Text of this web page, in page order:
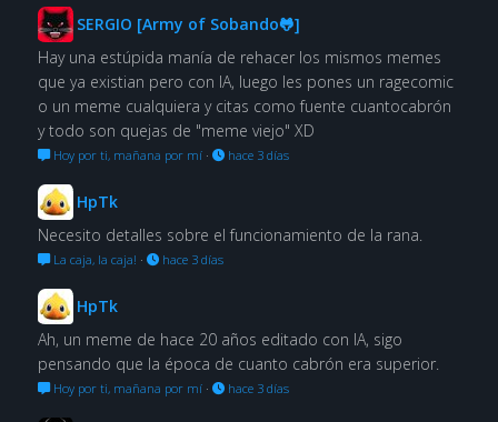
SERGIO [Army of Sobando🐸]
Hay una estúpida manía de rehacer los mismos memes
que ya existian pero con IA, luego les pones un ragecomic
o un meme cualquiera y citas como fuente cuantocabrón
y todo son quejas de "meme viejo" XD
Hoy por ti, mañana por mí· hace 3 días
HpTk
Necesito detalles sobre el funcionamiento de la rana.
La caja, la caja! · hace 3 días
HpTk
Ah, un meme de hace 20 años editado con IA, sigo
pensando que la época de cuanto cabrón era superior.
Hoy por ti, mañana por mí· hace 3 días